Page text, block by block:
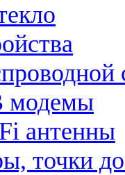
модемы
антенны
точки